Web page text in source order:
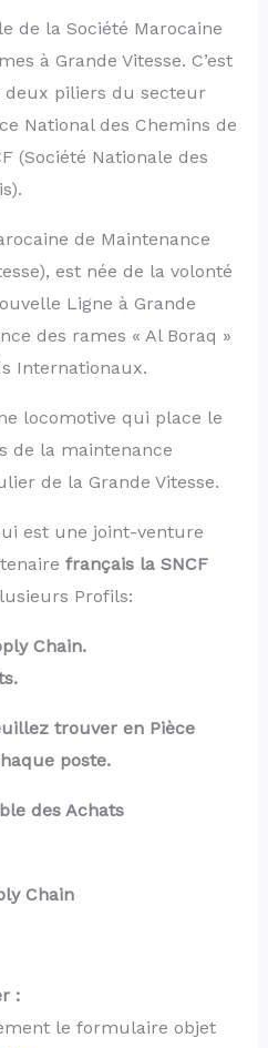
de la Société Marocaine
à Grande Vitesse. C’est
piliers du secteur
National des Chemins de
(Société Nationale des
de Maintenance
est née de la volonté
Ligne à Grande
des rames « Al Boraq »
Internationaux.
locomotive qui place le
de la maintenance
de la Grande Vitesse.
est une joint-venture
français la SNCF
Profils:
Chain.
trouver en Pièce
poste.
des Achats
Chain
:
le formulaire objet